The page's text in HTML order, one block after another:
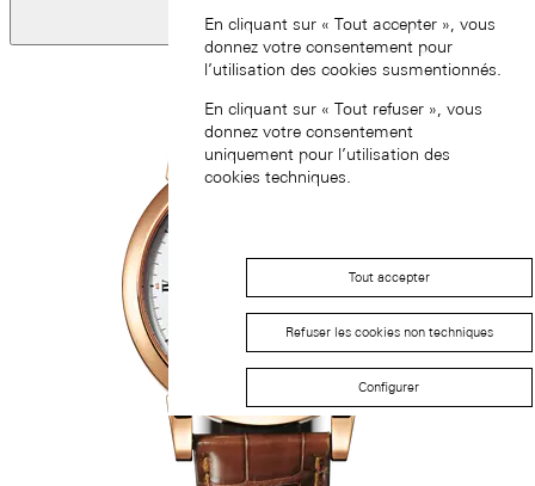
Diapositive
précédente
En cliquant sur « Tout accepter », vous
donnez votre consentement pour
l’utilisation des cookies susmentionnés.
En cliquant sur « Tout refuser », vous
donnez votre consentement
uniquement pour l’utilisation des
cookies techniques.
Tout accepter
Refuser les cookies non techniques
Configurer